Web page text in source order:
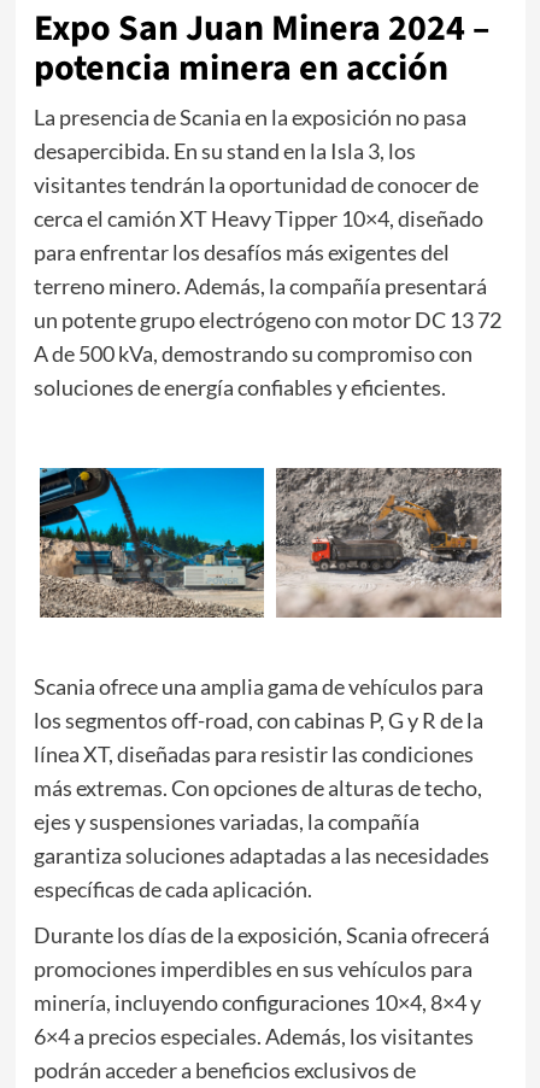
Expo San Juan Minera 2024 –
potencia minera en acción
La presencia de Scania en la exposición no pasa
desapercibida. En su stand en la Isla 3, los
visitantes tendrán la oportunidad de conocer de
cerca el camión XT Heavy Tipper 10×4, diseñado
para enfrentar los desafíos más exigentes del
terreno minero. Además, la compañía presentará
un potente grupo electrógeno con motor DC 13 72
A de 500 kVa, demostrando su compromiso con
soluciones de energía confiables y eficientes.
Scania ofrece una amplia gama de vehículos para
los segmentos off-road, con cabinas P, G y R de la
línea XT, diseñadas para resistir las condiciones
más extremas. Con opciones de alturas de techo,
ejes y suspensiones variadas, la compañía
garantiza soluciones adaptadas a las necesidades
específicas de cada aplicación.
Durante los días de la exposición, Scania ofrecerá
promociones imperdibles en sus vehículos para
minería, incluyendo configuraciones 10×4, 8×4 y
6×4 a precios especiales. Además, los visitantes
podrán acceder a beneficios exclusivos de